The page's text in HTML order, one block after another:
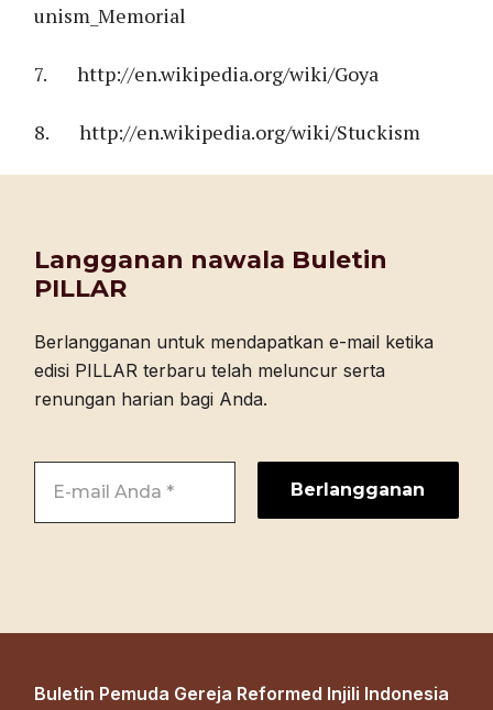
unism_Memorial
7. http://en.wikipedia.org/wiki/Goya
8. http://en.wikipedia.org/wiki/Stuckism
Langganan nawala Buletin
PILLAR
Berlangganan untuk mendapatkan e-mail ketika
edisi PILLAR terbaru telah meluncur serta
renungan harian bagi Anda.
Buletin Pemuda Gereja Reformed Injili Indonesia